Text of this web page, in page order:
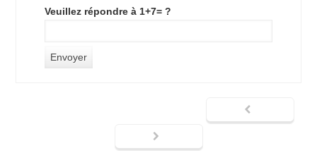
Veuillez répondre à 1+7= ?